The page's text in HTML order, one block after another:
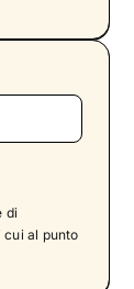
di
al punto